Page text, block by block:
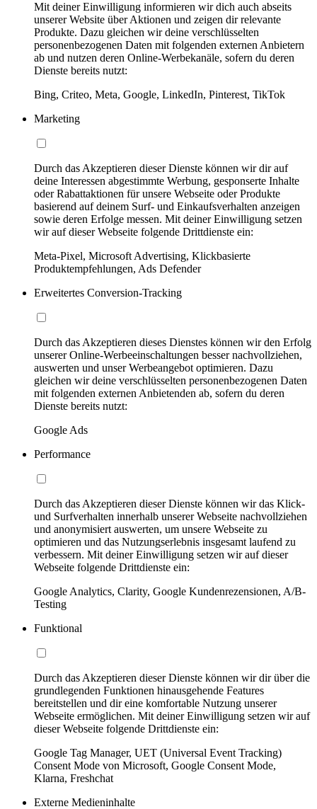
Mit deiner Einwilligung informieren wir dich auch abseits
unserer Website über Aktionen und zeigen dir relevante
Produkte. Dazu gleichen wir deine verschlüsselten
personenbezogenen Daten mit folgenden externen Anbietern
ab und nutzen deren Online-Werbekanäle, sofern du deren
Dienste bereits nutzt:
Bing, Criteo, Meta, Google, LinkedIn, Pinterest, TikTok
Marketing
Durch das Akzeptieren dieser Dienste können wir dir auf
deine Interessen abgestimmte Werbung, gesponserte Inhalte
oder Rabattaktionen für unsere Webseite oder Produkte
basierend auf deinem Surf- und Einkaufsverhalten anzeigen
sowie deren Erfolge messen. Mit deiner Einwilligung setzen
wir auf dieser Webseite folgende Drittdienste ein:
Meta-Pixel, Microsoft Advertising, Klickbasierte
Produktempfehlungen, Ads Defender
Erweitertes Conversion-Tracking
Durch das Akzeptieren dieses Dienstes können wir den Erfolg
unserer Online-Werbeeinschaltungen besser nachvollziehen,
auswerten und unser Werbeangebot optimieren. Dazu
gleichen wir deine verschlüsselten personenbezogenen Daten
mit folgenden externen Anbietenden ab, sofern du deren
Dienste bereits nutzt:
Google Ads
Performance
Durch das Akzeptieren dieser Dienste können wir das Klick-
und Surfverhalten innerhalb unserer Webseite nachvollziehen
und anonymisiert auswerten, um unsere Webseite zu
optimieren und das Nutzungserlebnis insgesamt laufend zu
verbessern. Mit deiner Einwilligung setzen wir auf dieser
Webseite folgende Drittdienste ein:
Google Analytics, Clarity, Google Kundenrezensionen, A/B-
Testing
Funktional
Durch das Akzeptieren dieser Dienste können wir dir über die
grundlegenden Funktionen hinausgehende Features
bereitstellen und dir eine komfortable Nutzung unserer
Webseite ermöglichen. Mit deiner Einwilligung setzen wir auf
dieser Webseite folgende Drittdienste ein:
Google Tag Manager, UET (Universal Event Tracking)
Consent Mode von Microsoft, Google Consent Mode,
Klarna, Freshchat
Externe Medieninhalte